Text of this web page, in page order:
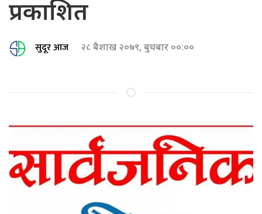
प्रकाशित
सुदूर आज २८ बैशाख २०७९, बुधबार ००:००